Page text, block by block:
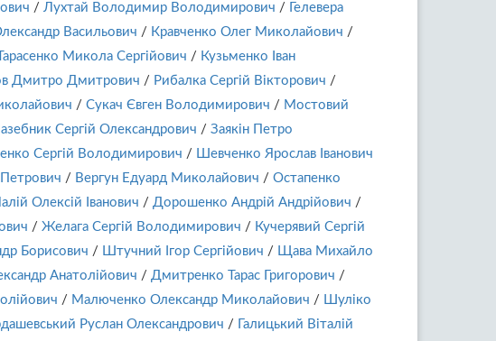
/ Лухтай Володимир Володимирович /
Гелевера
Васильович / Кравченко Олег Миколайович /
Тарасенко Микола Сергійович / Кузьменко Іван
Дмитро Дмитрович / Рибалка Сергій Вікторович /
/ Сукач Євген Володимирович / Мостовий
Сергій Олександрович / Заякін Петро
Сергій Володимирович / Шевченко Ярослав Іванович
/ Вергун Едуард Миколайович / Остапенко
Олексій Іванович / Дорошенко Андрій Андрійович /
/ Желага Сергій Володимирович / Кучерявий Сергій
Борисович / Штучний Ігор Сергійович / Щава Михайло
Анатолійович / Дмитренко Тарас Григорович /
/ Малюченко Олександр Миколайович / Шуліко
Руслан Олександрович /
Галицький Віталій